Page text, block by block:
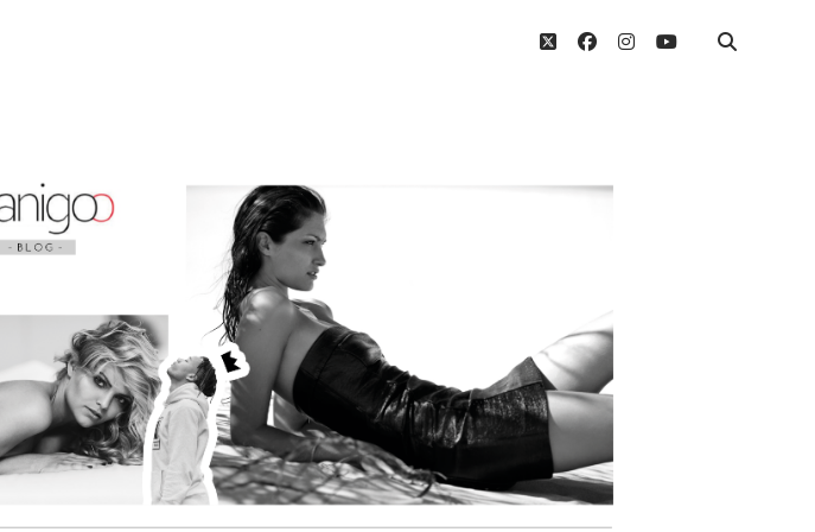
twitterfacebook
instagram
youtube